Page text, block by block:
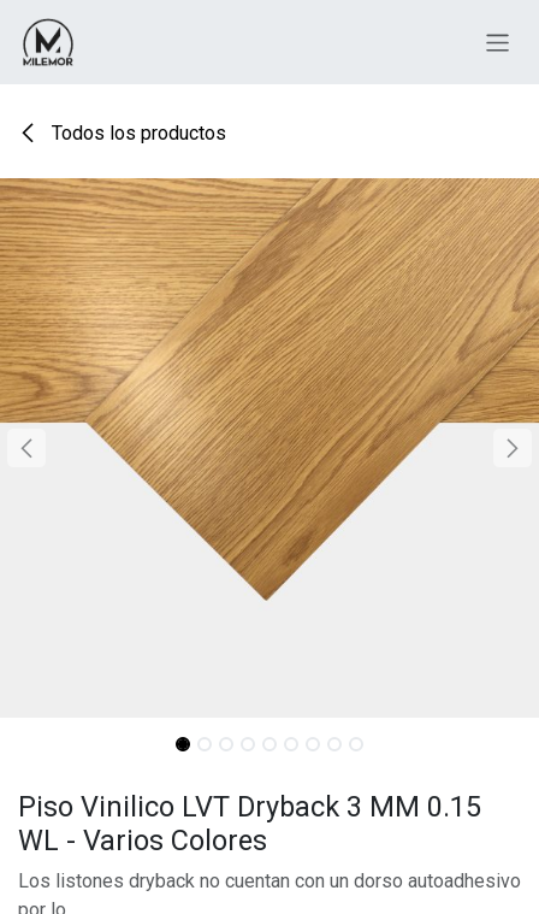
Ir al contenido
Todos los productos
Piso Vinilico LVT Dryback 3 MM 0.15
WL - Varios Colores
Los listones dryback no cuentan con un dorso autoadhesivo